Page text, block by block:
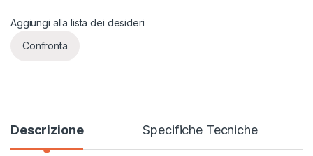
Aggiungi alla lista dei desideri
Confronta
Descrizione Specifiche Tecniche